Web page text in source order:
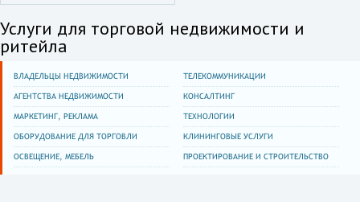
Услуги для торговой недвижимости и
ритейла
ВЛАДЕЛЬЦЫ НЕДВИЖИМОСТИ ТЕЛЕКОММУНИКАЦИИ
АГЕНТСТВА НЕДВИЖИМОСТИ КОНСАЛТИНГ
МАРКЕТИНГ, РЕКЛАМА ТЕХНОЛОГИИ
ОБОРУДОВАНИЕ ДЛЯ ТОРГОВЛИ КЛИНИНГОВЫЕ УСЛУГИ
ОСВЕЩЕНИЕ, МЕБЕЛЬ ПРОЕКТИРОВАНИЕ И СТРОИТЕЛЬСТВО